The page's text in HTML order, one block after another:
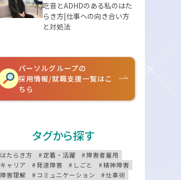
吃音とADHDのある私のはた
らき方|仕事への向き合い方
と対処法
パーソルグループの
採用情報/就職支援一覧はこ
ちら
タグから探す
はたらき方 定着・活躍
障害者雇用
キャリア
発達障害 しごと
精神障害
障害理解
コミュニケーション
仕事術